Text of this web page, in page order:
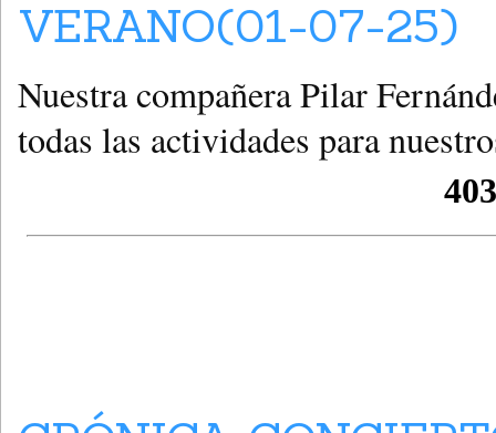
VERANO(01-07-25)
Nuestra compañera Pilar
todas las actividades para